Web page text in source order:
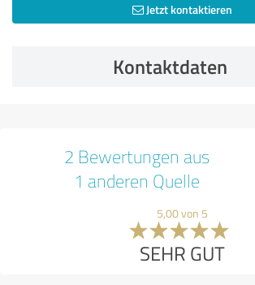
Jetzt kontaktieren
Kontaktdaten
2 Bewertungen aus
1 anderen Quelle
5,00 von 5
SEHR GUT